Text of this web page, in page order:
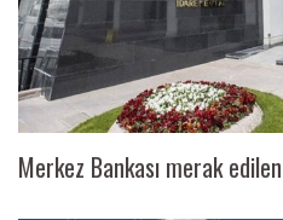
Merkez Bankası merak